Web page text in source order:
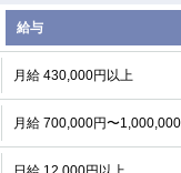
給与
月給 430,000円以上
月給 700,000円〜